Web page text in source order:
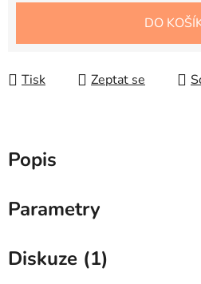
DO
Tisk Zeptat se
Popis
Parametry
Diskuze (1)